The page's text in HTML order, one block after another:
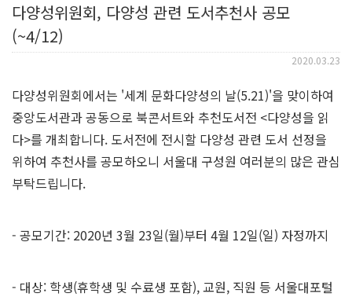
다양성위원회, 다양성 관련 도서추천사 공모
(~4/12)
2020.03.23
다양성위원회에서는 '세계 문화다양성의 날(5.21)'을 맞이하여
중앙도서관과 공동으로 북콘서트와 추천도서전 <다양성을 읽
다>를 개최합니다. 도서전에 전시할 다양성 관련 도서 선정을
위하여 추천사를 공모하오니 서울대 구성원 여러분의 많은 관심
부탁드립니다.
- 공모기간: 2020년 3월 23일(월)부터 4월 12일(일) 자정까지
- 대상: 학생(휴학생 및 수료생 포함), 교원, 직원 등 서울대포털